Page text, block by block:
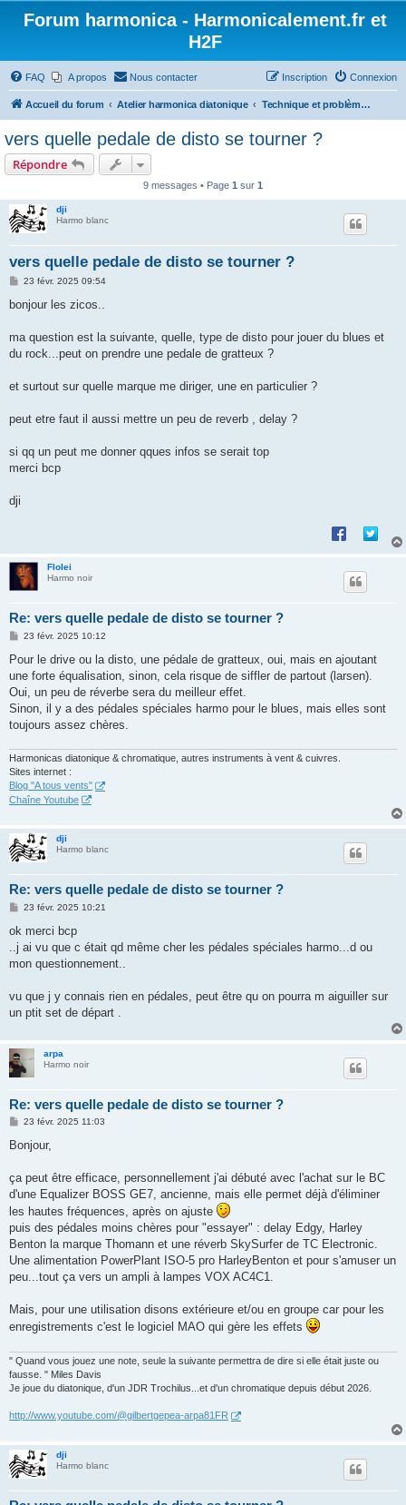
Forum harmonica - Harmonicalement.fr et
H2F
FAQ A propos Nous contacter Connexion
Inscription
Accueil du forum Atelier harmonica diatonique Technique et problème - Diatonique
vers quelle pedale de disto se tourner ?
Répondre
9 messages • Page 1 sur 1
dji
Harmo blanc
vers quelle pedale de disto se tourner ?
M
s
g
23 févr. 2025 09:54
bonjour les zicos..
ma question est la suivante, quelle, type de disto pour jouer du blues et
du rock...peut on prendre une pedale de gratteux ?
et surtout sur quelle marque me diriger, une en particulier ?
peut etre faut il aussi mettre un peu de reverb , delay ?
si qq un peut me donner qques infos se serait top
merci bcp
dji
Flolei
Harmo noir
Re: vers quelle pedale de disto se tourner ?
M
s
a
g
23 févr. 2025 10:12
Pour le drive ou la disto, une pédale de gratteux, oui, mais en ajoutant
une forte équalisation, sinon, cela risque de siffler de partout (larsen).
Oui, un peu de réverbe sera du meilleur effet.
Sinon, il y a des pédales spéciales harmo pour le blues, mais elles sont
toujours assez chères.
Harmonicas diatonique & chromatique, autres instruments à vent & cuivres.
Sites internet :
Blog "A tous vents"
Chaîne Youtube
dji
Harmo blanc
Re: vers quelle pedale de disto se tourner ?
M
s
a
g
23 févr. 2025 10:21
ok merci bcp
..j ai vu que c était qd même cher les pédales spéciales harmo...d ou
mon questionnement..
vu que j y connais rien en pédales, peut être qu on pourra m aiguiller sur
un ptit set de départ .
arpa
Harmo noir
Re: vers quelle pedale de disto se tourner ?
M
s
g
23 févr. 2025 11:03
Bonjour,
ça peut être efficace, personnellement j'ai débuté avec l'achat sur le BC
d'une Equalizer BOSS GE7, ancienne, mais elle permet déjà d'éliminer
les hautes fréquences, après on ajuste
puis des pédales moins chères pour "essayer" : delay Edgy, Harley
Benton la marque Thomann et une réverb SkySurfer de TC Electronic.
Une alimentation PowerPlant ISO-5 pro HarleyBenton et pour s'amuser un
peu...tout ça vers un ampli à lampes VOX AC4C1.
Mais, pour une utilisation disons extérieure et/ou en groupe car pour les
enregistrements c'est le logiciel MAO qui gère les effets
" Quand vous jouez une note, seule la suivante permettra de dire si elle était juste ou
fausse. " Miles Davis
Je joue du diatonique, d'un JDR Trochilus...et d'un chromatique depuis début 2026.
http://www.youtube.com/@gilbertgepea-arpa81FR
dji
Harmo blanc